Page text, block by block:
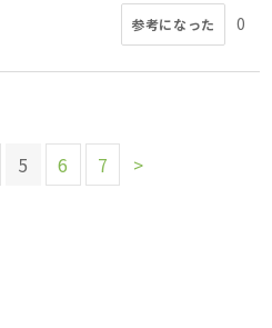
参考になった 0
5 6 7 >